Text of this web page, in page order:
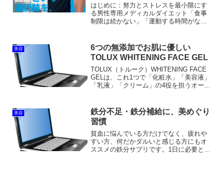
はじめに：努力とストレスを最小限にす
る男性専用メディカルダイエット「食事
制限は続かない」「運動する時間がな
性に注目されているのが、ゴリラクリニ
ックのメディカルダイエット...
美容
6つの無添加でお肌に優しい
TOLUX WHITENING FACE GEL
TOLUX（トルーク）WHITENING FACE
GELは、これ1つで「化粧水」「美容液」
「乳液」「クリーム」の4役を担うオール
は誰しも仕方がないことだと思いま
す。...
美容
鉄分不足・鉄分補給に、美めぐり
習慣
貧血に悩んでいる方だけでなく、疲れや
すい方、何だかダルいと感じる方にもオ
ススメの鉄分サプリです。1日に必要とさ